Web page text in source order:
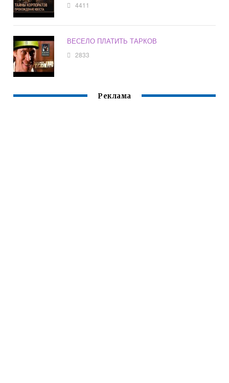
4411
ВЕСЕЛО ПЛАТИТЬ ТАРКОВ
2833
Реклама